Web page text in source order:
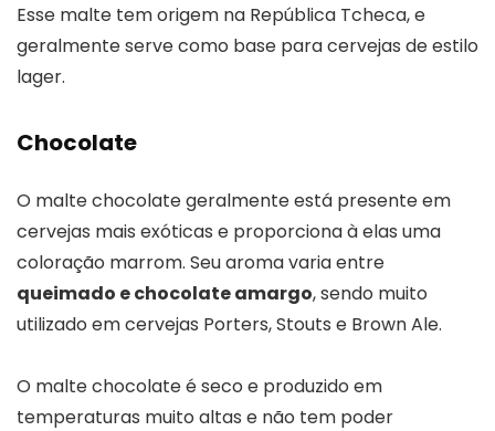
Esse malte tem origem na República Tcheca, e
geralmente serve como base para cervejas de estilo
lager.
Chocolate
O malte chocolate geralmente está presente em
cervejas mais exóticas e proporciona à elas uma
coloração marrom. Seu aroma varia entre
queimado e chocolate amargo, sendo muito
utilizado em cervejas Porters, Stouts e Brown Ale.
O malte chocolate é seco e produzido em
temperaturas muito altas e não tem poder